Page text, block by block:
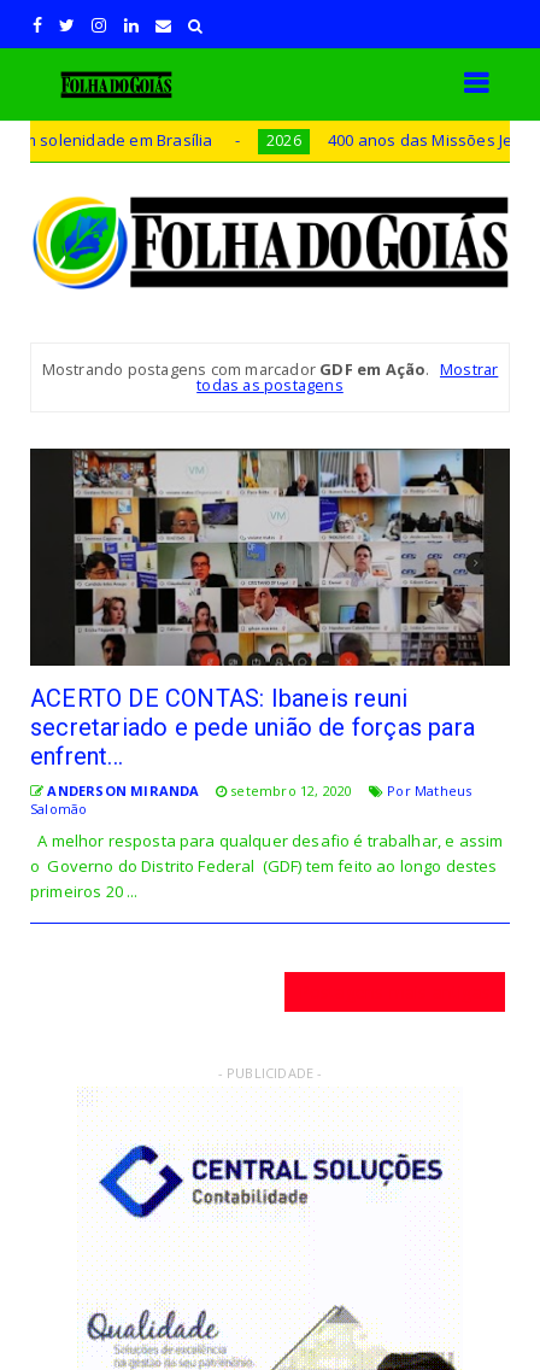
em Brasília 2026 400 anos das Missões Jesuíticas
Mostrando postagens com marcador GDF em Ação. Mostrar
todas as postagens
ACERTO DE CONTAS: Ibaneis reuni
secretariado e pede união de forças para
enfrent...
ANDERSON MIRANDA setembro 12, 2020
Por Matheus
Salomão
A melhor resposta para qualquer desafio é trabalhar, e assim
o Governo do Distrito Federal (GDF) tem feito ao longo destes
primeiros 20 ...
- PUBLICIDADE -